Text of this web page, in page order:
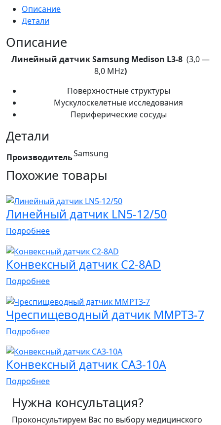
Описание
Детали
Описание
Линейный датчик Samsung Medison L3-8 (3,0 —
8,0 MHz)
Поверхностные структуры
Мускулоскелетные исследования
Периферические сосуды
Детали
ПроизводительSamsung
Похожие товары
Линейный датчик LN5-12/50
Подробнее
Конвексный датчик C2-8AD
Подробнее
Чреспищеводный датчик MMPT3-7
Подробнее
Конвексный датчик CA3-10A
Подробнее
Нужна консультация?
Проконсультируем Вас по выбору медицинского